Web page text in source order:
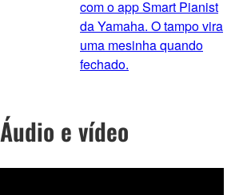
com o app Smart Pianist
da Yamaha. O tampo vira
uma mesinha quando
fechado.
Áudio e vídeo